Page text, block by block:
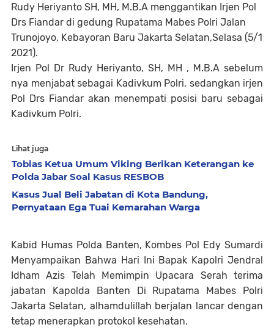
Rudy Heriyanto SH, MH, M.B.A menggantikan Irjen Pol
Drs Fiandar di gedung Rupatama Mabes Polri Jalan
Trunojoyo, Kebayoran Baru Jakarta Selatan,Selasa (5/1
2021).
Irjen Pol Dr Rudy Heriyanto, SH, MH , M.B.A sebelum
nya menjabat sebagai Kadivkum Polri, sedangkan irjen
Pol Drs Fiandar akan menempati posisi baru sebagai
Kadivkum Polri.
Lihat juga
Tobias Ketua Umum Viking Berikan Keterangan ke
Polda Jabar Soal Kasus RESBOB
Kasus Jual Beli Jabatan di Kota Bandung,
Pernyataan Ega Tuai Kemarahan Warga
Kabid Humas Polda Banten, Kombes Pol Edy Sumardi
Menyampaikan Bahwa Hari Ini Bapak Kapolri Jendral
Idham Azis Telah Memimpin Upacara Serah terima
jabatan Kapolda Banten Di Rupatama Mabes Polri
Jakarta Selatan, alhamdulillah berjalan lancar dengan
tetap menerapkan protokol kesehatan.